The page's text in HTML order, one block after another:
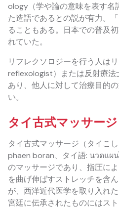
ology（学や論の意味を表す名
た造語であるとの説が有力。
ることもある。日本での普及
れていた。
リフレクソロジーを行う人は
reflexologist）または反射療法
あり、他人に対して治療目的
い。
タイ古式マッサージ
タイ古式マッサージ（タイこ
phaen boran、タイ語: นวดแผ
のマッサージであり、指圧に
を曲げ伸ばすストレッチを含
が、西洋近代医学を取り入れ
宮廷に伝承されたものにはスト